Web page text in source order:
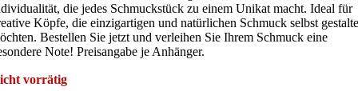
die jedes Schmuckstück zu einem Unikat macht. Ideal für
Köpfe, die einzigartigen und natürlichen Schmuck selbst
Bestellen Sie jetzt und verleihen Sie Ihrem Schmuck eine
Note! Preisangabe je Anhänger.
vorrätig